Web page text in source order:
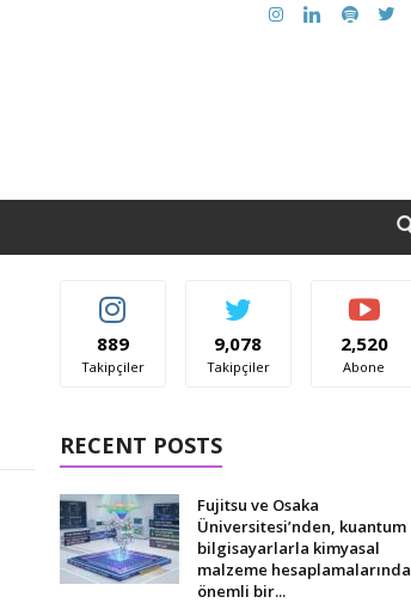
889
Takipçiler
9,078
Takipçiler
2,520
Abone
RECENT POSTS
Fujitsu ve Osaka
Üniversitesi’nden, kuantum
bilgisayarlarla kimyasal
malzeme hesaplamalarında
önemli bir...